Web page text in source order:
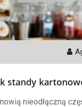
standy
nieodłączną